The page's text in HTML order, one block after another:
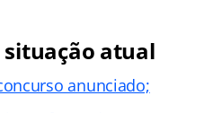
situação atual
anunciado;